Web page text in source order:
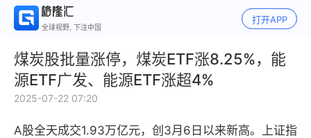
全球视野, 下注中国
打开APP
煤炭股批量涨停，煤炭ETF涨8.25%，能
源ETF广发、能源ETF涨超4%
2025-07-22 07:20
A股全天成交1.93万亿元，创3月6日以来新高。上证指